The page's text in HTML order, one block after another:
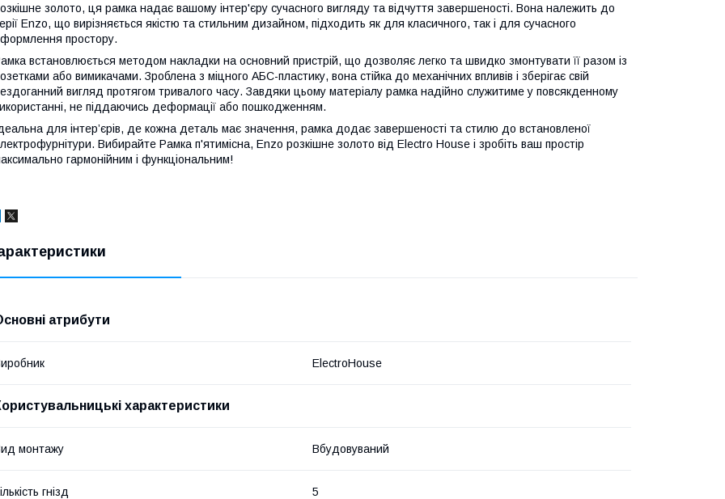
золото, ця рамка надає вашому інтер'єру сучасного вигляду та відчуття завершеності. Вона належить до
Enzo, що вирізняється якістю та стильним дизайном, підходить як для класичного, так і для сучасного
простору.
встановлюється методом накладки на основний пристрій, що дозволяє легко та швидко змонтувати її разом із
або вимикачами. Зроблена з міцного АБС-пластику, вона стійка до механічних впливів і зберігає свій
вигляд протягом тривалого часу. Завдяки цьому матеріалу рамка надійно служитиме у повсякденному
не піддаючись деформації або пошкодженням.
для інтер’єрів, де кожна деталь має значення, рамка додає завершеності та стилю до встановленої
Вибирайте Рамка п'ятимісна, Enzo розкішне золото від Electro House і зробіть ваш простір
гармонійним і функціональним!
атрибути
ElectroHouse
характеристики
монтажу Вбудовуваний
гнізд 5